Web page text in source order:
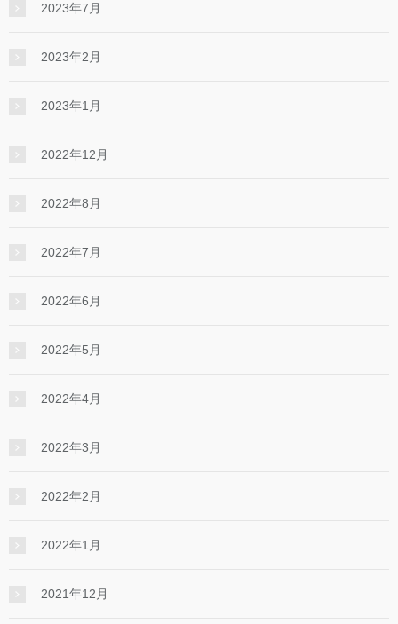
2023年7月
2023年2月
2023年1月
2022年12月
2022年8月
2022年7月
2022年6月
2022年5月
2022年4月
2022年3月
2022年2月
2022年1月
2021年12月